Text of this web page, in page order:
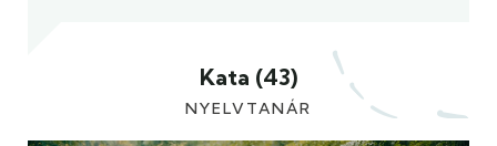
Kata (43)
NYELVTANÁR